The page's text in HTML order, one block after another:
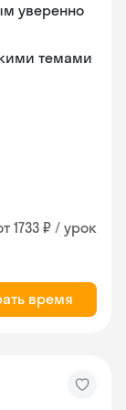
уверенно
темами
1733 ₽ / урок
время